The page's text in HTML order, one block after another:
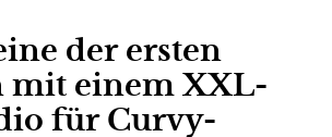
der ersten
mit einem XXL-
für Curvy-